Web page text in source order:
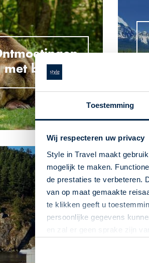
Toestemming
Wij respecteren uw privacy
Style in Travel maakt
mogelijk te maken.
de prestaties te verbeteren.
van op maat gemaakte
te klikken geeft u
persoonlijke gegevens
en zal er geen sprake zijn
met beren
De Inside
Canada